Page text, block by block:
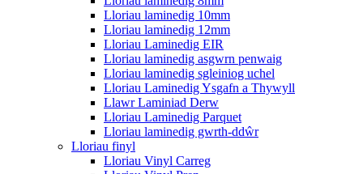
Lloriau laminedig 10mm
Lloriau laminedig 12mm
Lloriau Laminedig EIR
Lloriau laminedig asgwrn penwaig
Lloriau laminedig sgleiniog uchel
Lloriau Laminedig Ysgafn a Thywyll
Llawr Laminiad Derw
Lloriau Laminedig Parquet
Lloriau laminedig gwrth-ddŵr
Lloriau finyl
Lloriau Vinyl Carreg